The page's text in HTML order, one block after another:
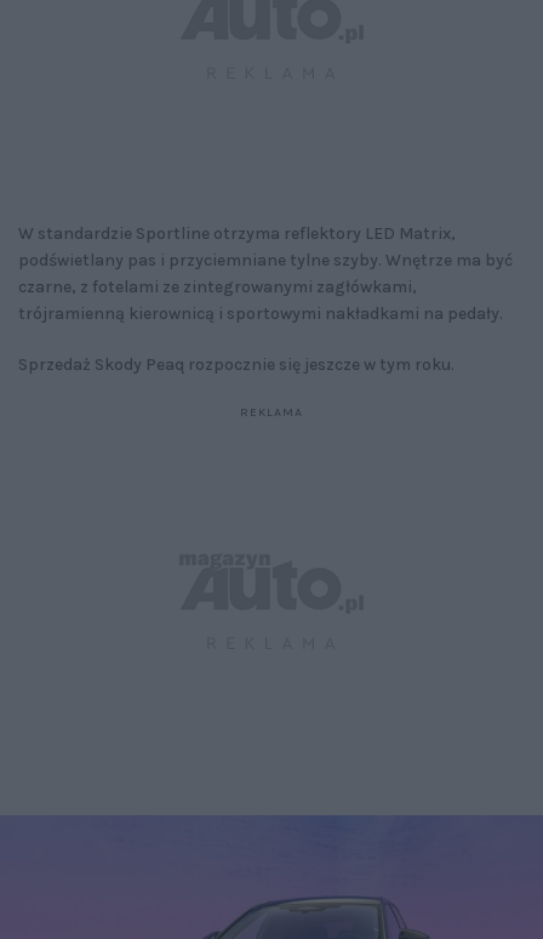
W standardzie Sportline otrzyma reflektory LED Matrix,
podświetlany pas i przyciemniane tylne szyby. Wnętrze ma być
czarne, z fotelami ze zintegrowanymi zagłówkami,
trójramienną kierownicą i sportowymi nakładkami na pedały.
Sprzedaż Skody Peaq rozpocznie się jeszcze w tym roku.